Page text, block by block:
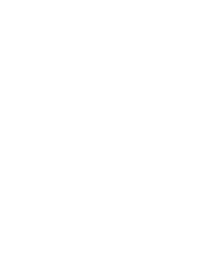
nur sparen –
lassen sich auch
schneller und